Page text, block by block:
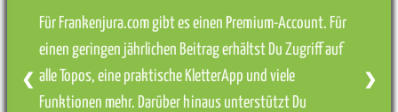
Für Frankenjura.com gibt es einen Premium-Account. Für
einen geringen jährlichen Beitrag erhältst Du Zugriff auf
alle Topos, eine praktische KletterApp und viele
Funktionen mehr. Darüber hinaus unterstützt Du
❮ ❯